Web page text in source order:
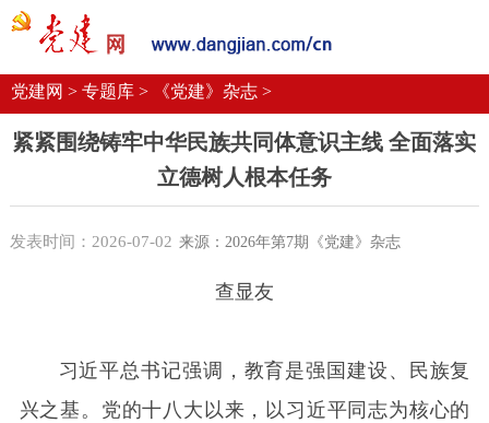
党建要闻
机关党建
校园党建 企业党建
党建网 > 专题库 > 《党建》杂志 >
紧紧围绕铸牢中华民族共同体意识主线 全面落实
立德树人根本任务
发表时间：2026-07-02 来源：2026年第7期《党建》杂志
查显友
习近平总书记强调，教育是强国建设、民族复
兴之基。党的十八大以来，以习近平同志为核心的